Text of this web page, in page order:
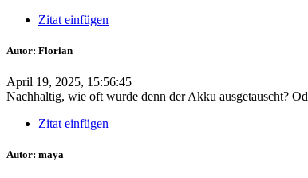
Zitat einfügen
Autor: Florian
April 19, 2025, 15:56:45
Nachhaltig, wie oft wurde denn der Akku ausgetauscht?
Zitat einfügen
Autor: maya